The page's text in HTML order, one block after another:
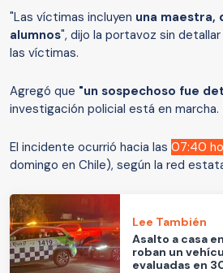
"Las víctimas incluyen una maestra,
alumnos", dijo la portavoz sin
las víctimas.
Agregó que "un sospechoso fue
investigación policial está en marcha.
El incidente ocurrió hacia las 07:40
domingo en Chile), según la red
Lee También
Asalto a casa
roban un
evaluadas en